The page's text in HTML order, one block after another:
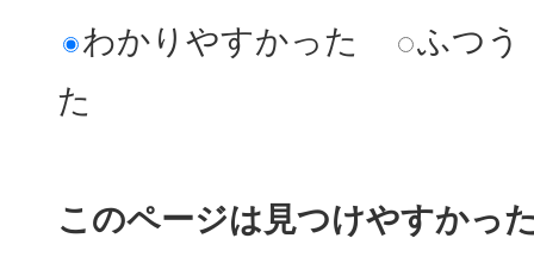
わかりやすかった
ふつう
た
このページは見つけやすかっ